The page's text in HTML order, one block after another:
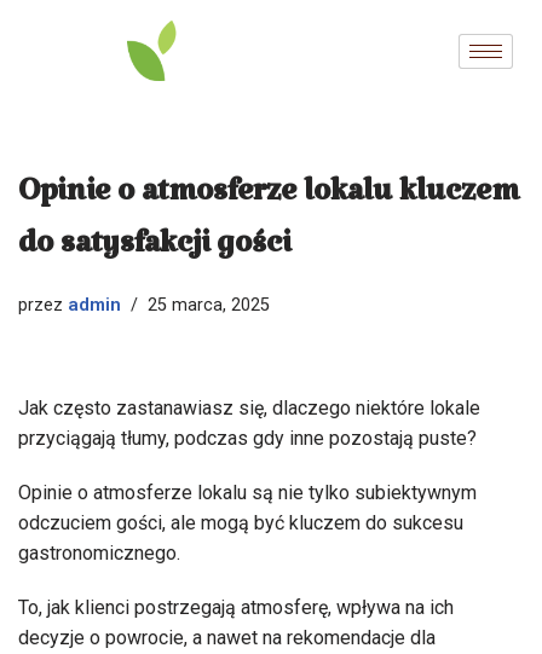
Opinie o atmosferze lokalu kluczem
do satysfakcji gości
przez admin 25 marca, 2025
Jak często zastanawiasz się, dlaczego niektóre lokale
przyciągają tłumy, podczas gdy inne pozostają puste?
Opinie o atmosferze lokalu są nie tylko subiektywnym
odczuciem gości, ale mogą być kluczem do sukcesu
gastronomicznego.
To, jak klienci postrzegają atmosferę, wpływa na ich
decyzje o powrocie, a nawet na rekomendacje dla